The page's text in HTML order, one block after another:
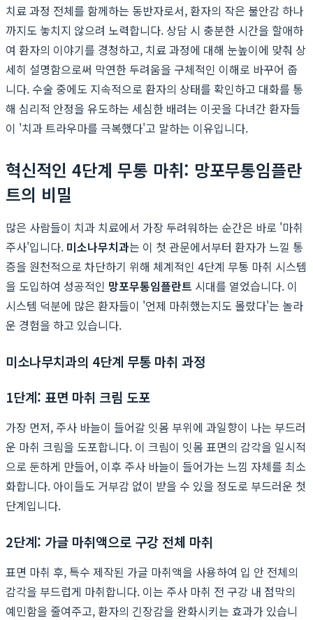
치료 과정 전체를 함께하는 동반자로서, 환자의 작은 불안감 하나
까지도 놓치지 않으려 노력합니다. 상담 시 충분한 시간을 할애하
여 환자의 이야기를 경청하고, 치료 과정에 대해 눈높이에 맞춰 상
세히 설명함으로써 막연한 두려움을 구체적인 이해로 바꾸어 줍
니다. 수술 중에도 지속적으로 환자의 상태를 확인하고 대화를 통
해 심리적 안정을 유도하는 세심한 배려는 이곳을 다녀간 환자들
이 '치과 트라우마를 극복했다'고 말하는 이유입니다.
혁신적인 4단계 무통 마취: 망포무통임플란
트의 비밀
많은 사람들이 치과 치료에서 가장 두려워하는 순간은 바로 '마취
주사'입니다. 미소나무치과는 이 첫 관문에서부터 환자가 느낄 통
증을 원천적으로 차단하기 위해 체계적인 4단계 무통 마취 시스템
을 도입하여 성공적인 망포무통임플란트 시대를 열었습니다. 이
시스템 덕분에 많은 환자들이 '언제 마취했는지도 몰랐다'는 놀라
운 경험을 하고 있습니다.
미소나무치과의 4단계 무통 마취 과정
1단계: 표면 마취 크림 도포
가장 먼저, 주사 바늘이 들어갈 잇몸 부위에 과일향이 나는 부드러
운 마취 크림을 도포합니다. 이 크림이 잇몸 표면의 감각을 일시적
으로 둔하게 만들어, 이후 주사 바늘이 들어가는 느낌 자체를 최소
화합니다. 아이들도 거부감 없이 받을 수 있을 정도로 부드러운 첫
단계입니다.
2단계: 가글 마취액으로 구강 전체 마취
표면 마취 후, 특수 제작된 가글 마취액을 사용하여 입 안 전체의
감각을 부드럽게 마취합니다. 이는 주사 마취 전 구강 내 점막의
예민함을 줄여주고, 환자의 긴장감을 완화시키는 효과가 있습니